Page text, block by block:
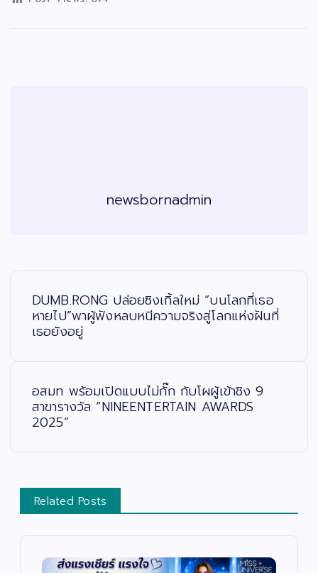
newsbornadmin
DUMB.RONG ปล่อยซิงเกิ้ลใหม่ “บนโลกที่เธอ
หายไป”พาผู้ฟังหลบหนีความจริงสู่โลกแห่งฝันที่
เธอยังอยู่
อสมท พร้อมเปิดแบบไม่กั๊ก กับโผผู้เข้าชิง 9
สาขารางวัล “NINEENTERTAIN AWARDS
2025”
Related Posts